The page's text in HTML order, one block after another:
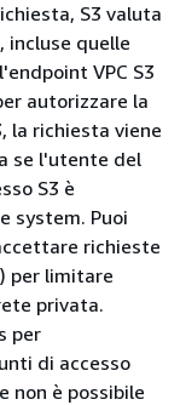
S3 valuta
quelle
VPC S3
autorizzare la
la richiesta viene
se l'utente del
S3 è
system. Puoi
richieste
per limitare
privata.
per
di accesso
non è possibile